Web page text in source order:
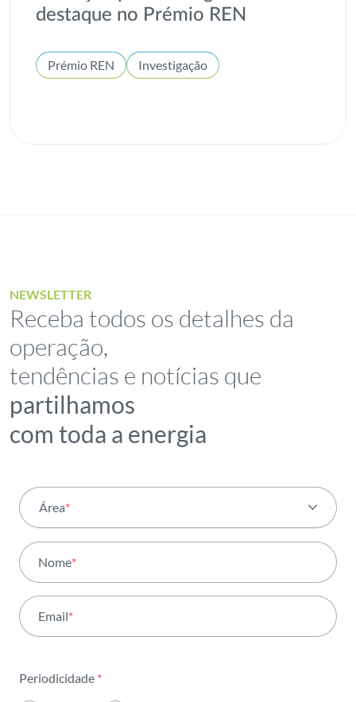
destaque no Prémio REN
Prémio REN Investigação
NEWSLETTER
Receba todos os detalhes da
operação,
tendências e notícias que
partilhamos
com toda a energia
Área*
Atividade
Institucional
Inovação
Nome*
Email*
Periodicidade *